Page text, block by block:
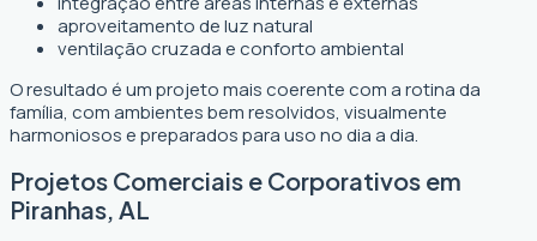
aproveitamento de luz natural
ventilação cruzada e conforto ambiental
O resultado é um projeto mais coerente com a rotina da
família, com ambientes bem resolvidos, visualmente
harmoniosos e preparados para uso no dia a dia.
Projetos Comerciais e Corporativos em
Piranhas, AL